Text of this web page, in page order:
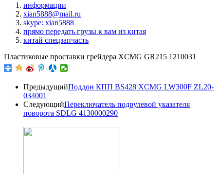
информации
xian5888@mail.ru
skype: xian5888
прямо передать грузы к вам из китая
китай спецзапчасть
Пластиковые проставки грейдера XCMG GR215 1210031
ПредыдущийПоддон КПП BS428 XCMG LW300F ZL20-
034001
СледующийПереключатель подрулевой указателя
поворота SDLG 4130000290